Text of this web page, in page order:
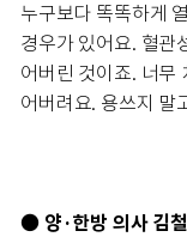
누구보다 똑똑하게
경우가 있어요. 혈관
어버린 것이죠. 너무
어버려요. 용쓰지 말
● 양·한방 의사 김